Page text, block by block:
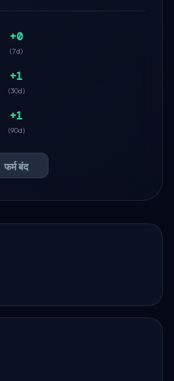
+0
(7d)
+1
(30d)
+1
(90d)
फर्म बंद